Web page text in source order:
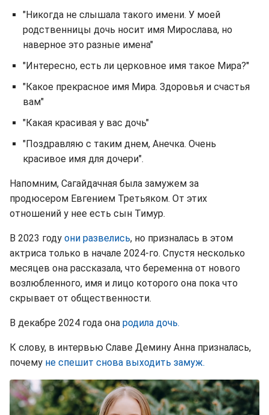
"Никогда не слышала такого имени. У моей
родственницы дочь носит имя Мирослава, но
наверное это разные имена"
"Интересно, есть ли церковное имя такое Мира?"
"Какое прекрасное имя Мира. Здоровья и счастья
вам"
"Какая красивая у вас дочь"
"Поздравляю с таким днем, Анечка. Очень
красивое имя для дочери".
Напомним, Сагайдачная была замужем за
продюсером Евгением Третьяком. От этих
отношений у нее есть сын Тимур.
В 2023 году они развелись, но призналась в этом
актриса только в начале 2024-го. Спустя несколько
месяцев она рассказала, что беременна от нового
возлюбленного, имя и лицо которого она пока что
скрывает от общественности.
В декабре 2024 года она родила дочь.
К слову, в интервью Славе Демину Анна призналась,
почему не спешит снова выходить замуж.